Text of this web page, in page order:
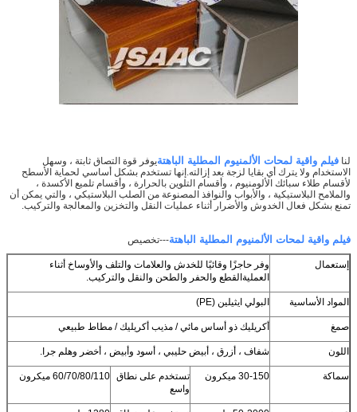
لنا فيلم واقية لمحات الألمنيوم المطلية الباهتةيوفر قوة التصاق ثابتة ، وسهل
الاستخدام ولا يترك أي بقايا لزجة بعد إزالته.إنها تستخدم بشكل أساسي لحماية الأسطح
لأقسام طلاء سبائك الألومنيوم ، وأقسام التلوين بالحرارة ، وأقسام تلميع الأكسدة ،
والملامح البلاستيكية ، والأبواب والنوافذ المصنوعة من الصلب البلاستيكي ، والتي يمكن أن
تمنع بشكل فعال الخدوش والأضرار أثناء عمليات النقل والتخزين والمعالجة والتركيب.
فيلم واقية لمحات الألمنيوم المطلية الباهتة---تخصيص
إستعمال
وفر حاجزًا وقائيًا للخدش والعلامات والتلف والأوساخ أثناء
العمليةالقطع والحفر والطحن والنقل والتركيب.
المواد الأساسية البولي ايثيلين (PE)
صمغ أكريليك ذو أساس مائي / مذيب أكريليك / مطاط طبيعي
اللون شفاف ، أزرق ، أبيض حليبي ، أسود وأبيض ، أخضر وهلم جرا.
سماكة 30-150 ميكرون
تستخدم على نطاق
واسع
60/70/80/110 ميكرون